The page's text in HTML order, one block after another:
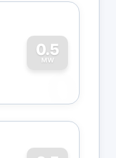
0.5
MW
0